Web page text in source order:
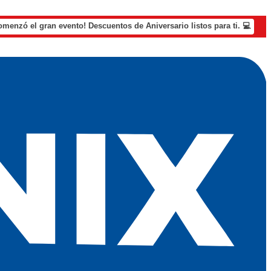
el gran evento! Descuentos de Aniversario listos para ti. 💻